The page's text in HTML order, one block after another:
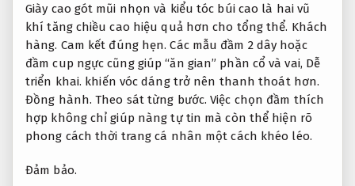
Giày cao gót mũi nhọn và kiểu tóc búi cao là hai vũ
khí tăng chiều cao hiệu quả hơn cho tổng thể. Khách
hàng. Cam kết đúng hẹn. Các mẫu đầm 2 dây hoặc
đầm cup ngực cũng giúp “ăn gian” phần cổ và vai, Dễ
triển khai. khiến vóc dáng trở nên thanh thoát hơn.
Đồng hành. Theo sát từng bước. Việc chọn đầm thích
hợp không chỉ giúp nàng tự tin mà còn thể hiện rõ
phong cách thời trang cá nhân một cách khéo léo.
Đảm bảo.